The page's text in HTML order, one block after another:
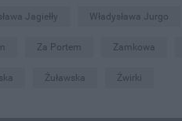
Jagiełły Władysława Jurgo
Za Portem Zamkowa
Żuławska Żwirki